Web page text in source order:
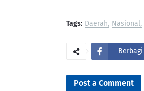
Tags: Daerah Nasional
Berbagi
Post a Comment